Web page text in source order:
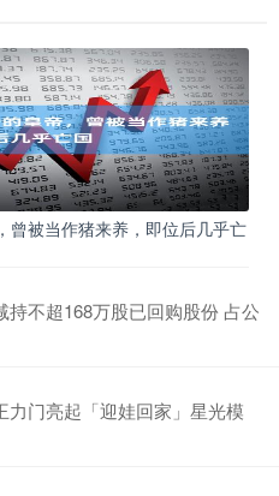
曾被当作猪来养，即位后几乎亡
不超168万股已回购股份 占公
门亮起「迎娃回家」星光模